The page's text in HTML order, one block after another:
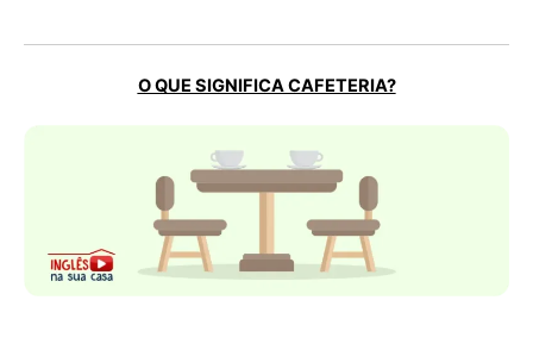
O QUE SIGNIFICA CAFETERIA?